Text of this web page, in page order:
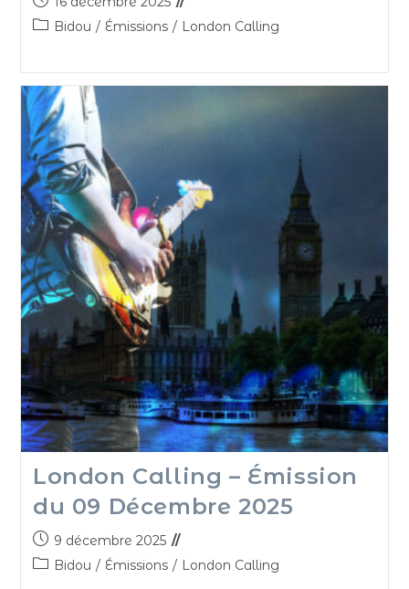
Bidou / Émissions / London Calling
London Calling – Émission
du 09 Décembre 2025
9 décembre 2025
Bidou / Émissions / London Calling